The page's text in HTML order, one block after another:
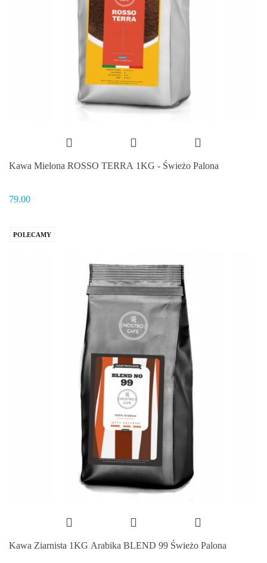
Kawa Mielona ROSSO TERRA 1KG - Świeżo Palona
79.00
POLECAMY
Kawa Ziarnista 1KG Arabika BLEND 99 Świeżo Palona